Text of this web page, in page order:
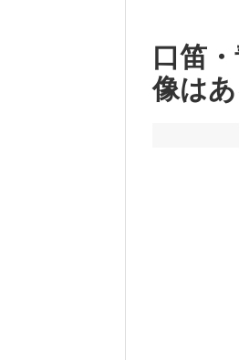
口笛
像は